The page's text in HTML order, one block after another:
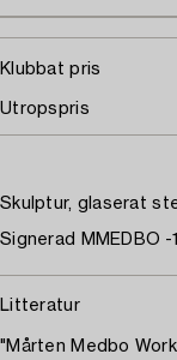
Klubbat pris
Utropspris
Skulptur, glaserat
Signerad MMEDBO -
Litteratur
"Mårten Medbo